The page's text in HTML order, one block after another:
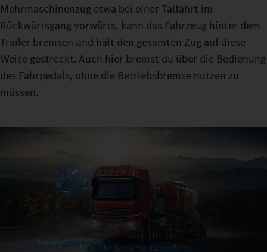
Mehrmaschinenzug etwa bei einer Talfahrt im
Rückwärtsgang vorwärts, kann das Fahrzeug hinter dem
Trailer bremsen und hält den gesamten Zug auf diese
Weise gestreckt. Auch hier bremst du über die Bedienung
des Fahrpedals, ohne die Betriebsbremse nutzen zu
müssen.